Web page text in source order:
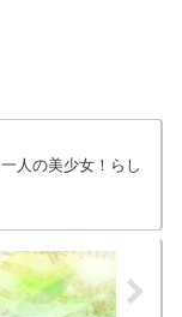
人の美少女！らし